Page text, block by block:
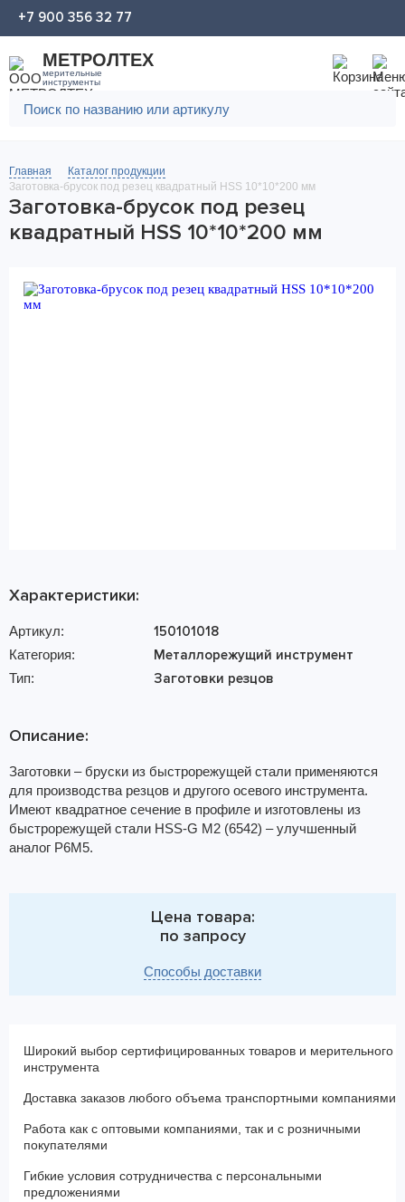
МЕТРОЛТЕХ
мерительные
инструменты
+7 900 356 32 77
Главная
Каталог продукции
Заготовка-брусок под резец квадратный HSS 10*10*200 мм
Заготовка-брусок под резец
квадратный HSS 10*10*200 мм
Характеристики:
Артикул: 150101018
Категория: Металлорежущий инструмент
Тип: Заготовки резцов
Описание:
Заготовки – бруски из быстрорежущей стали применяются
для производства резцов и другого осевого инструмента.
Имеют квадратное сечение в профиле и изготовлены из
быстрорежущей стали HSS-G M2 (6542) – улучшенный
аналог Р6М5.
Цена товара:
по запросу
Способы доставки
Широкий выбор сертифицированных товаров и мерительного
инструмента
Доставка заказов любого объема транспортными компаниями
Работа как с оптовыми компаниями, так и с розничными
покупателями
Гибкие условия сотрудничества с персональными
предложениями